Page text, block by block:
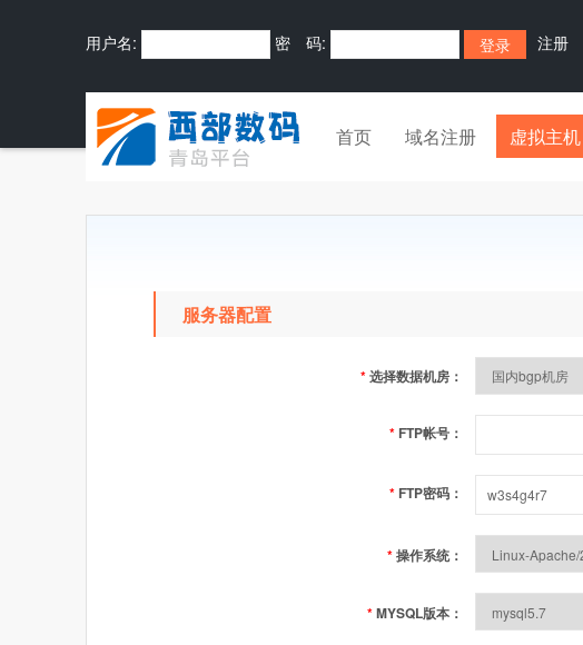
用户名: 密 码: 注册
首页 域名注册 虚拟主机
服务器配置
*选择数据机房：
* FTP帐号：
* FTP密码：
*操作系统：
*MYSQL版本：